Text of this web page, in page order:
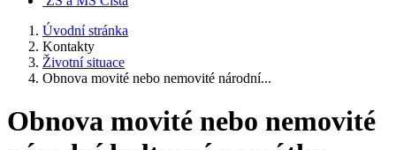
Úvodní stránka
Kontakty
Životní situace
Obnova movité nebo nemovité národní...
Obnova movité nebo nemovité